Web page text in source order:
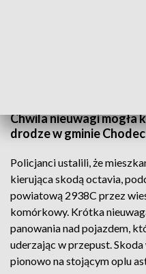
Chwila nieuwagi mogła
drodze w gminie
Policjanci ustalili, że
kierująca skodą octavia,
powiatową 2938C przez
komórkowy. Krótka
panowania nad pojazdem,
uderzając w przepust.
pionowo na stojącym oplu